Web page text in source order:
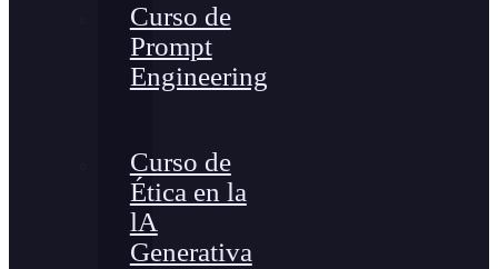
Curso de
Prompt
Engineering
Curso de
Ética en la
lA
Generativa